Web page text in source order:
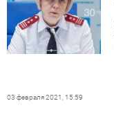
03 февраля 2021, 15:59